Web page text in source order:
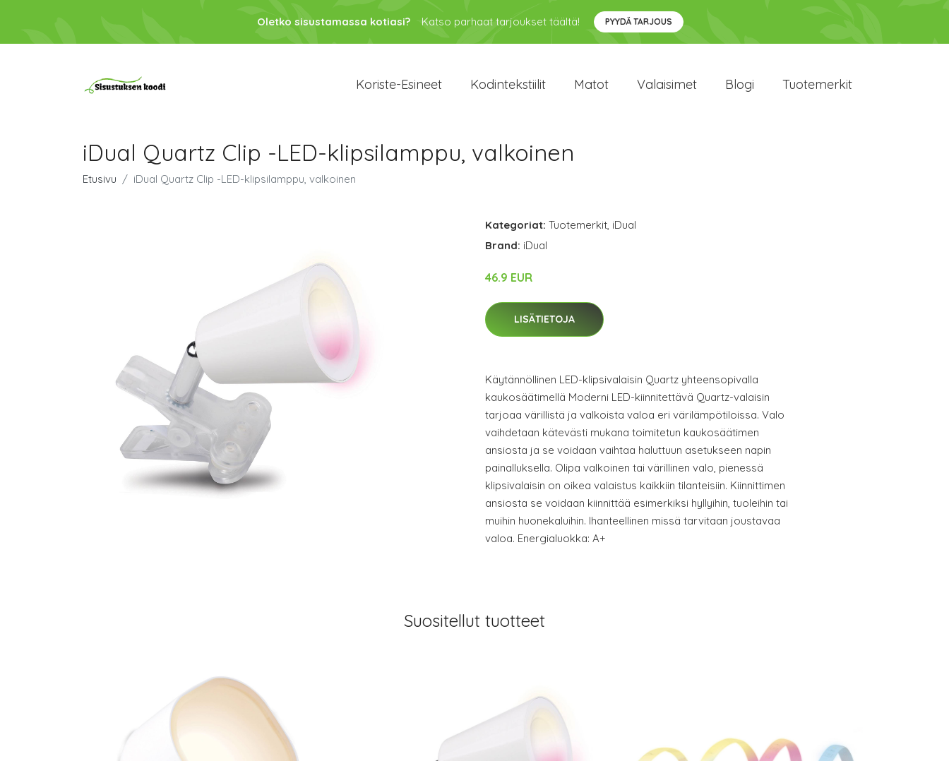
Oletko sisustamassa kotiasi? Katso parhaat tarjoukset täältä! PYYDÄ TARJOUS
Koriste-Esineet Kodintekstiilit Matot Valaisimet Blogi Tuotemerkit
iDual Quartz Clip -LED-klipsilamppu, valkoinen
Etusivu iDual Quartz Clip -LED-klipsilamppu, valkoinen
Kategoriat: Tuotemerkit, iDual
Brand: iDual
46.9 EUR
LISÄTIETOJA
Käytännöllinen LED-klipsivalaisin Quartz yhteensopivalla
kaukosäätimellä Moderni LED-kiinnitettävä Quartz-valaisin
tarjoaa värillistä ja valkoista valoa eri värilämpötiloissa. Valo
vaihdetaan kätevästi mukana toimitetun kaukosäätimen
ansiosta ja se voidaan vaihtaa haluttuun asetukseen napin
painalluksella. Olipa valkoinen tai värillinen valo, pienessä
klipsivalaisin on oikea valaistus kaikkiin tilanteisiin. Kiinnittimen
ansiosta se voidaan kiinnittää esimerkiksi hyllyihin, tuoleihin tai
muihin huonekaluihin. Ihanteellinen missä tarvitaan joustavaa
valoa. Energialuokka: A+
Suositellut tuotteet